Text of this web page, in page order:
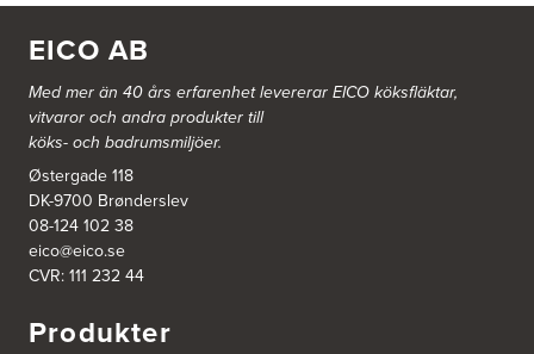
431 53 Mölndal
Tel.:31864380
Ballingslöv Arninge
Hantverkarvägen 14
187 66 Täby
Tel.:0046-86300150
http://www.ballingslov.se
Ballingslöv Borås
Tel.:0046-333232502
EICO AB
Med mer än 40 års erfarenhet levererar EICO köksfläktar,
vitvaror och andra produkter till
köks- och badrumsmiljöer.
Østergade 118
DK-9700 Brønderslev
08-124 102 38
eico@eico.se
CVR: 111 232 44
Produkter